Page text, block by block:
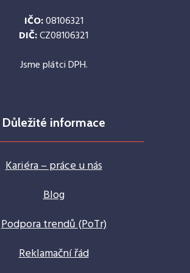
IČO:08106321
DIČ:CZ08106321
Jsme plátci DPH.
Důležité informace
Kariéra – práce u nás
Blog
Podpora trendů (PoTr)
Reklamační řád